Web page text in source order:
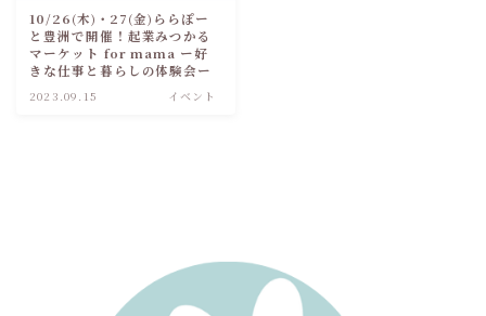
10/26(木)・27(金)ららぽー
と豊洲で開催！起業みつかる
マーケット for mama ー好
きな仕事と暮らしの体験会ー
2023.09.15 イベント